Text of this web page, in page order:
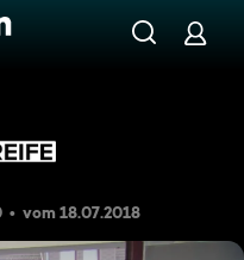
vom 18.07.2018